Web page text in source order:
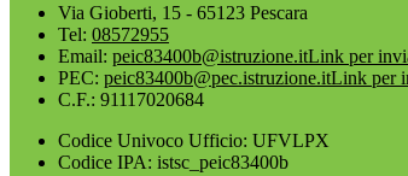
Via Gioberti, 15 - 65123 Pescara
Tel: 08572955
Email: peic83400b@istruzione.itLink per
PEC: peic83400b@pec.istruzione.itLink per
C.F.: 91117020684
Codice Univoco Ufficio: UFVLPX
Codice IPA: istsc_peic83400b